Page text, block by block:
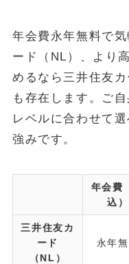
年会費永年無料で
ード（NL）、より
めるなら三井住友
も存在します。ご
レベルに合わせて
強みです。
年会費
込）
三井住友カ
ード
（NL）
永年